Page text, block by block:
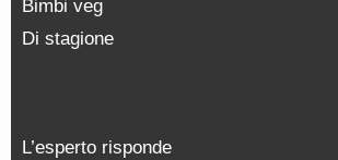
Bimbi veg
Di stagione
L’esperto risponde